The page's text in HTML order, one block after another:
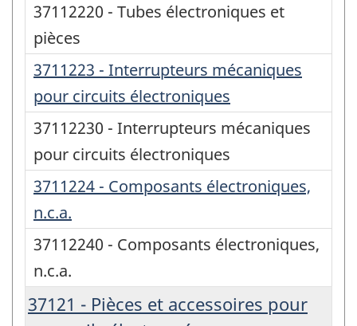
37112220 - Tubes électroniques et
pièces
3711223 - Interrupteurs mécaniques
pour circuits électroniques
37112230 - Interrupteurs mécaniques
pour circuits électroniques
3711224 - Composants électroniques,
n.c.a.
37112240 - Composants électroniques,
n.c.a.
37121 - Pièces et accessoires pour